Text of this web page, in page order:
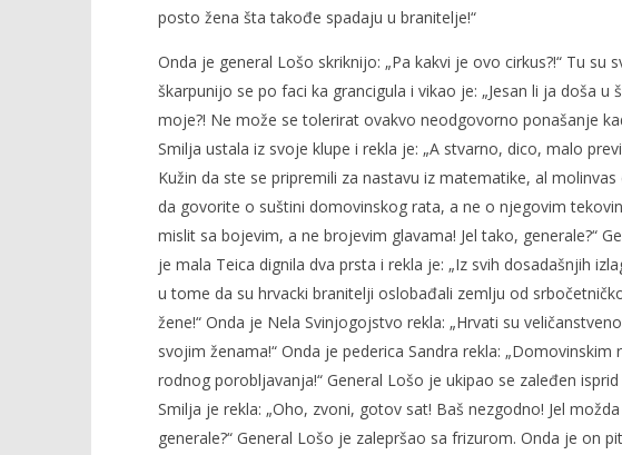
posto žena šta takođe spadaju u branitelje!“
Onda je general Lošo skriknijo: „Pa kakvi je ovo cirkus?!“ Tu su
škarpunijo se po faci ka grancigula i vikao je: „Jesan li ja doša u
moje?! Ne može se tolerirat ovakvo neodgovorno ponašanje
Smilja ustala iz svoje klupe i rekla je: „A stvarno, dico, malo
Kužin da ste se pripremili za nastavu iz matematike, al
da govorite o suštini domovinskog rata, a ne o njegovim
mislit sa bojevim, a ne brojevim glavama! Jel tako, generale?“
je mala Teica dignila dva prsta i rekla je: „Iz svih dosadašnjih
u tome da su hrvacki branitelji oslobađali zemlju od
žene!“ Onda je Nela Svinjogojstvo rekla: „Hrvati su
svojim ženama!“ Onda je pederica Sandra rekla:
rodnog porobljavanja!“ General Lošo je ukipao se zaleđen
Smilja je rekla: „Oho, zvoni, gotov sat! Baš nezgodno! Jel
generale?“ General Lošo je zalepršao sa frizurom. Onda je on